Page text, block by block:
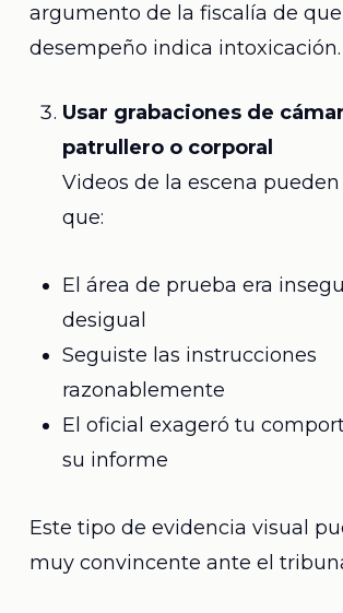
argumento de la fiscalía de que
desempeño indica intoxicación.
Usar grabaciones de
patrullero o corporal
Videos de la escena
que:
El área de prueba era
desigual
Seguiste las instrucciones
razonablemente
El oficial exageró tu
su informe
Este tipo de evidencia visual
muy convincente ante el